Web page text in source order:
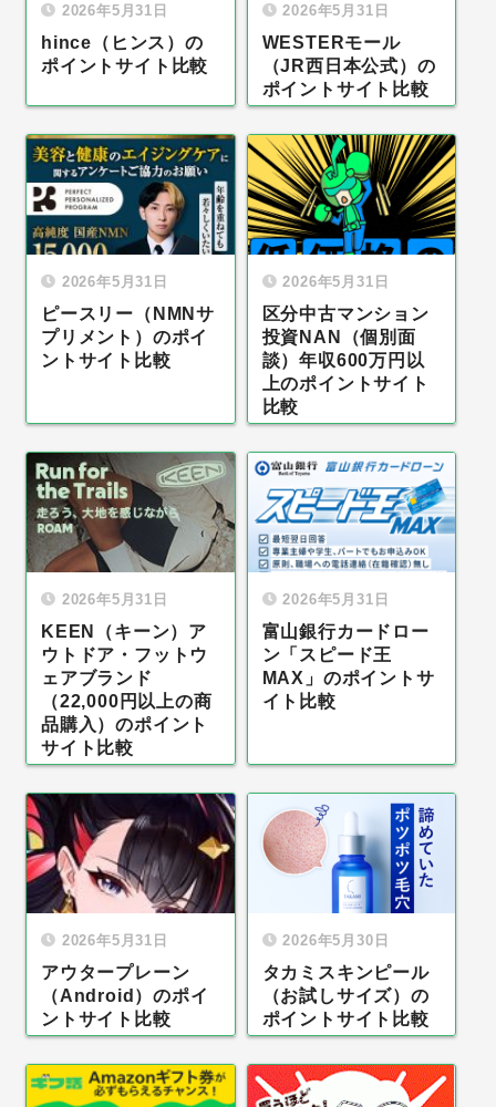
2026年5月31日
hince（ヒンス）の
ポイントサイト比較
2026年5月31日
WESTERモール
（JR西日本公式）の
ポイントサイト比較
2026年5月31日
ピースリー（NMNサ
プリメント）のポイ
ントサイト比較
2026年5月31日
区分中古マンション
投資NAN（個別面
談）年収600万円以
上のポイントサイト
比較
2026年5月31日
KEEN（キーン）ア
ウトドア・フットウ
ェアブランド
（22,000円以上の商
品購入）のポイント
サイト比較
2026年5月31日
富山銀行カードロー
ン「スピード王
MAX」のポイントサ
イト比較
2026年5月31日
アウタープレーン
（Android）のポイ
ントサイト比較
2026年5月30日
タカミスキンピール
（お試しサイズ）の
ポイントサイト比較